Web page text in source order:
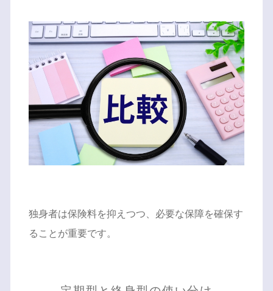
独身者は保険料を抑えつつ、必要な保障を確保す
ることが重要です。